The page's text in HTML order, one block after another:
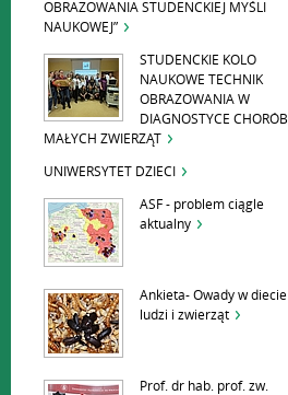
OBRAZOWANIA STUDENCKIEJ MYŚLI
NAUKOWEJ”
STUDENCKIE KOLO
NAUKOWE TECHNIK
OBRAZOWANIA W
DIAGNOSTYCE CHORÓB
MAŁYCH ZWIERZĄT
UNIWERSYTET DZIECI
ASF - problem ciągle
aktualny
Ankieta- Owady w diecie
ludzi i zwierząt
Prof. dr hab. prof. zw.